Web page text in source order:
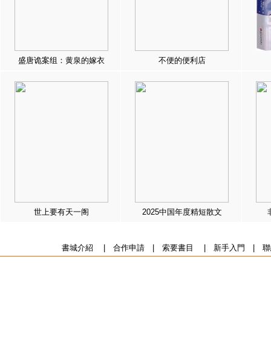
盛唐诡案组：黄泉的嫁衣 不便的便利店
世上要有天一阁 2025中国年度精短散文
書城介紹 合作申請| 索要書目 新手入門